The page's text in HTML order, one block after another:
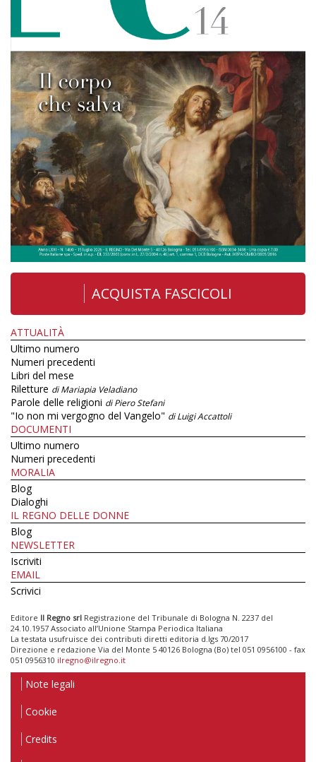
ACQUISTA FASCICOLI
ATTUALITÀ
Ultimo numero
Numeri precedenti
Libri del mese
Riletture di Mariapia Veladiano
Parole delle religioni di Piero Stefani
"Io non mi vergogno del Vangelo" di Luigi Accattoli
DOCUMENTI
Ultimo numero
Numeri precedenti
MORALIA
Blog
Dialoghi
IL REGNO DELLE DONNE
Blog
NEWSLETTER
Iscriviti
EMAIL
Scrivici
Editore Il Regno srl Registrazione del Tribunale di Bologna N. 2237 del
24.10.1957 Associato all’Unione Stampa Periodica Italiana
La testata usufruisce dei contributi diretti editoria d.lgs 70/2017
Direzione e redazione Via del Monte 5 40126 Bologna (Bo) tel 051 0956100 - fax
051 0956310 ilregno@ilregno.it
Note legali
Cookie
Credits